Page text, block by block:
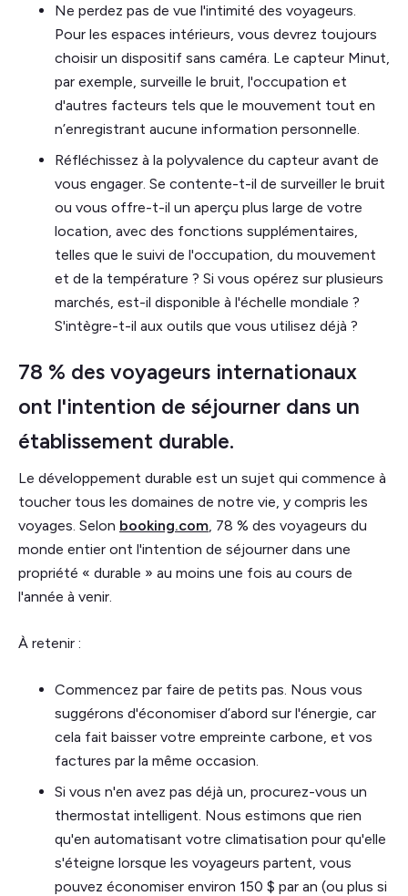
Ne perdez pas de vue l'intimité des voyageurs.
Pour les espaces intérieurs, vous devrez toujours
choisir un dispositif sans caméra. Le capteur Minut,
par exemple, surveille le bruit, l'occupation et
d'autres facteurs tels que le mouvement tout en
n’enregistrant aucune information personnelle.
Réfléchissez à la polyvalence du capteur avant de
vous engager. Se contente-t-il de surveiller le bruit
ou vous offre-t-il un aperçu plus large de votre
location, avec des fonctions supplémentaires,
telles que le suivi de l'occupation, du mouvement
et de la température ? Si vous opérez sur plusieurs
marchés, est-il disponible à l'échelle mondiale ?
S'intègre-t-il aux outils que vous utilisez déjà ?
78 % des voyageurs internationaux
ont l'intention de séjourner dans un
établissement durable.
Le développement durable est un sujet qui commence à
toucher tous les domaines de notre vie, y compris les
voyages. Selon booking.com , 78 % des voyageurs du
monde entier ont l'intention de séjourner dans une
propriété « durable » au moins une fois au cours de
l'année à venir.
À retenir :
Commencez par faire de petits pas. Nous vous
suggérons d'économiser d’abord sur l'énergie, car
cela fait baisser votre empreinte carbone, et vos
factures par la même occasion.
Si vous n'en avez pas déjà un, procurez-vous un
thermostat intelligent. Nous estimons que rien
qu'en automatisant votre climatisation pour qu'elle
s'éteigne lorsque les voyageurs partent, vous
pouvez économiser environ 150 $ par an (ou plus si